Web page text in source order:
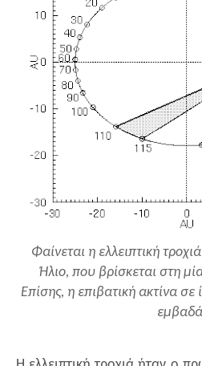
Φαίνεται η ελλειπτική
Ήλιο, που βρίσκεται στη
Επίσης, η επιβατική ακτίνα σε
εμβαδά